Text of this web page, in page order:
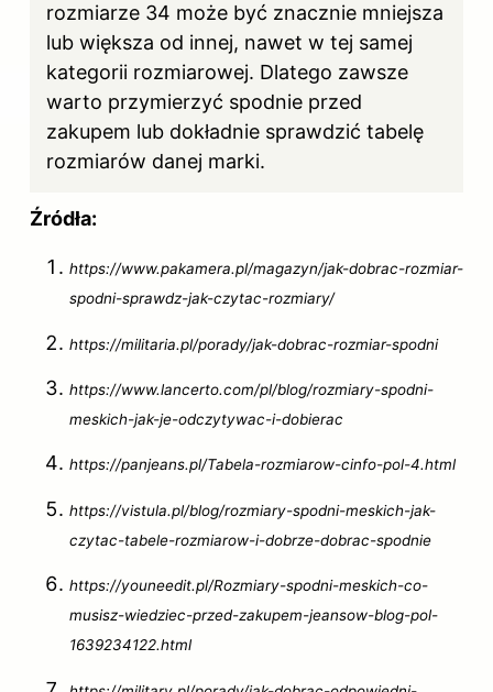
rozmiarze 34 może być znacznie mniejsza
lub większa od innej, nawet w tej samej
kategorii rozmiarowej. Dlatego zawsze
warto przymierzyć spodnie przed
zakupem lub dokładnie sprawdzić tabelę
rozmiarów danej marki.
Źródła:
https://www.pakamera.pl/magazyn/jak-dobrac-rozmiar-
spodni-sprawdz-jak-czytac-rozmiary/
https://militaria.pl/porady/jak-dobrac-rozmiar-spodni
https://www.lancerto.com/pl/blog/rozmiary-spodni-
meskich-jak-je-odczytywac-i-dobierac
https://panjeans.pl/Tabela-rozmiarow-cinfo-pol-4.html
https://vistula.pl/blog/rozmiary-spodni-meskich-jak-
czytac-tabele-rozmiarow-i-dobrze-dobrac-spodnie
https://youneedit.pl/Rozmiary-spodni-meskich-co-
musisz-wiedziec-przed-zakupem-jeansow-blog-pol-
1639234122.html